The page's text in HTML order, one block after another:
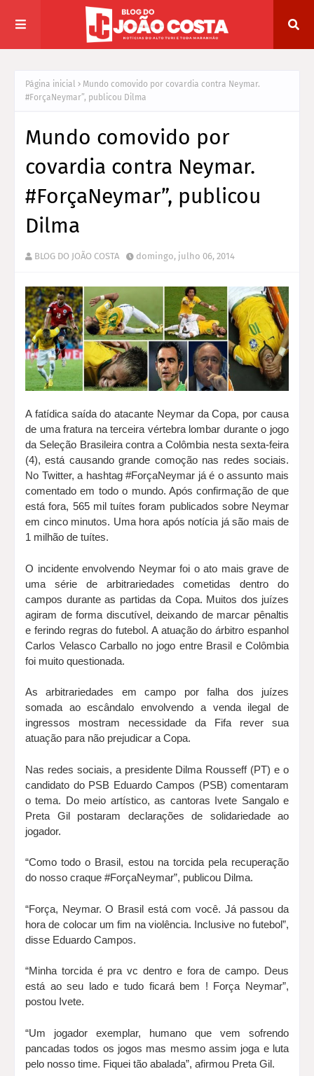
Página inicial
Mundo comovido por covardia contra Neymar.
#ForçaNeymar”, publicou Dilma
Mundo comovido por
covardia contra Neymar.
#ForçaNeymar”, publicou
Dilma
BLOG DO JOÃO COSTA domingo, julho 06, 2014
A fatídica saída do atacante Neymar da Copa, por causa
de uma fratura na terceira vértebra lombar durante o jogo
da Seleção Brasileira contra a Colômbia nesta sexta-feira
(4), está causando grande comoção nas redes sociais.
No Twitter, a hashtag #ForçaNeymar já é o assunto mais
comentado em todo o mundo. Após confirmação de que
está fora, 565 mil tuítes foram publicados sobre Neymar
em cinco minutos. Uma hora após notícia já são mais de
1 milhão de tuítes.
O incidente envolvendo Neymar foi o ato mais grave de
uma série de arbitrariedades cometidas dentro do
campos durante as partidas da Copa. Muitos dos juízes
agiram de forma discutível, deixando de marcar pênaltis
e ferindo regras do futebol. A atuação do árbitro espanhol
Carlos Velasco Carballo no jogo entre Brasil e Colômbia
foi muito questionada.
As arbitrariedades em campo por falha dos juízes
somada ao escândalo envolvendo a venda ilegal de
ingressos mostram necessidade da Fifa rever sua
atuação para não prejudicar a Copa.
Nas redes sociais, a presidente Dilma Rousseff (PT) e o
candidato do PSB Eduardo Campos (PSB) comentaram
o tema. Do meio artístico, as cantoras Ivete Sangalo e
Preta Gil postaram declarações de solidariedade ao
jogador.
“Como todo o Brasil, estou na torcida pela recuperação
do nosso craque #ForçaNeymar”, publicou Dilma.
“Força, Neymar. O Brasil está com você. Já passou da
hora de colocar um fim na violência. Inclusive no futebol”,
disse Eduardo Campos.
“Minha torcida é pra vc dentro e fora de campo. Deus
está ao seu lado e tudo ficará bem ! Força Neymar”,
postou Ivete.
“Um jogador exemplar, humano que vem sofrendo
pancadas todos os jogos mas mesmo assim joga e luta
pelo nosso time. Fiquei tão abalada”, afirmou Preta Gil.